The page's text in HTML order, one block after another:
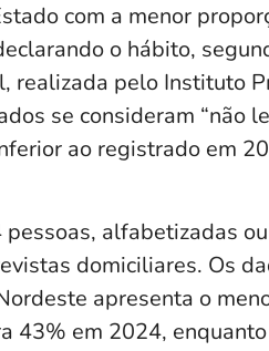
com a menor
o hábito,
realizada pelo Instituto
se consideram “não
ao registrado em
alfabetizadas
domiciliares. Os
apresenta o
43% em 2024,